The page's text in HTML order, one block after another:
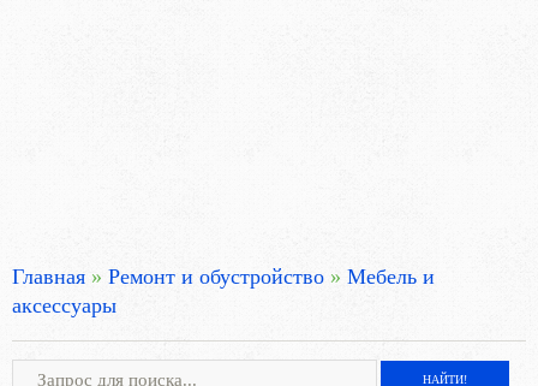
Главная » Ремонт и обустройство » Мебель и
аксессуары